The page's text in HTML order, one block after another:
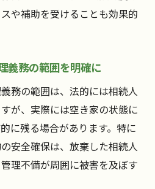
や補助を受けることも効果的
義務の範囲を明確に
務の範囲は、法的には相続人
が、実際には空き家の状態に
に残る場合があります。特に
安全確保は、放棄した相続人
理不備が周囲に被害を及ぼす